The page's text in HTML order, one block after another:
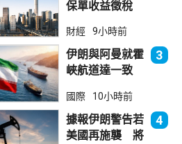
保單收益徵稅
倫敦股價急跌
財經 9小時前
伊朗與阿曼就霍
峽航道達一致
海
3
國際 10小時前
據報伊朗警告若
美國再施襲 將
4